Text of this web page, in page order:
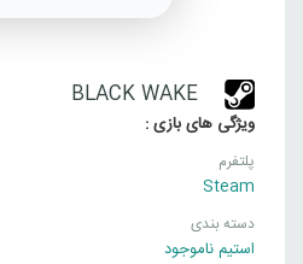
BLACK WAKE
ویژگی های بازی :
پلتفرم
Steam
دسته بندی
استیم ناموجود